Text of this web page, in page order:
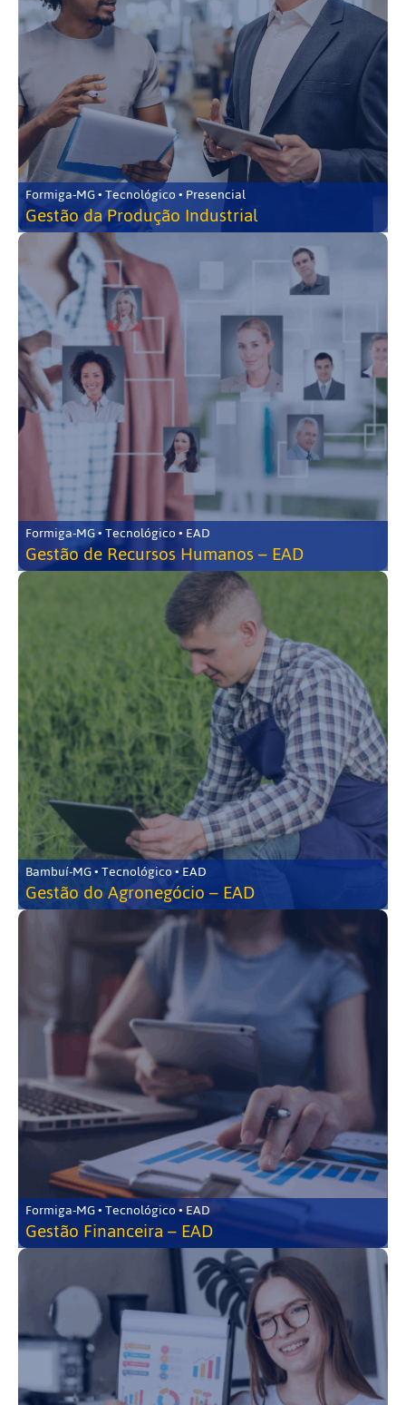
Formiga-MG • Tecnológico • Presencial
Gestão da Produção Industrial
Formiga-MG • Tecnológico • EAD
Gestão de Recursos Humanos – EAD
Bambuí-MG • Tecnológico • EAD
Gestão do Agronegócio – EAD
Formiga-MG • Tecnológico • EAD
Gestão Financeira – EAD